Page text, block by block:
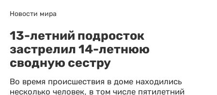
Новости мира
13-летний подросток
застрелил 14-летнюю
сводную сестру
Во время происшествия в доме находились
несколько человек, в том числе пятилетний